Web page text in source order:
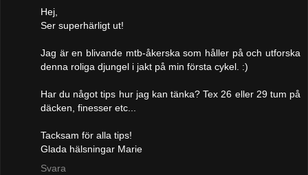
Hej,
Ser superhärligt ut!
Jag är en blivande mtb-åkerska som håller på och utforska
denna roliga djungel i jakt på min första cykel. :)
Har du något tips hur jag kan tänka? Tex 26 eller 29 tum på
däcken, finesser etc...
Tacksam för alla tips!
Glada hälsningar Marie
Svara